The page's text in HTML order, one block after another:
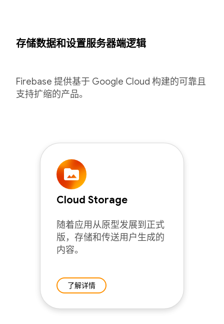
存储数据和设置服务器端逻辑
Firebase 提供基于 Google Cloud 构建的可靠且
支持扩缩的产品。
Cloud Storage
随着应用从原型发展到正式
版，存储和传送用户生成的
内容。
了解详情